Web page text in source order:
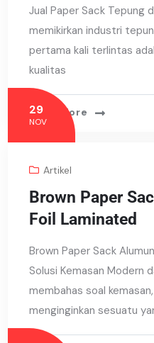
Jual Paper Sack Tepung
memikirkan industri
pertama kali terlintas
kualitas
Read More
29
NOV
Artikel
Brown Paper
Foil Laminated
Brown Paper Sack
Solusi Kemasan Modern
membahas soal
menginginkan sesuatu